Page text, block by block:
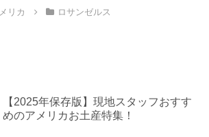
リカ ロサンゼルス
【2025年保存版】現地スタッフおすす
めのアメリカお土産特集！